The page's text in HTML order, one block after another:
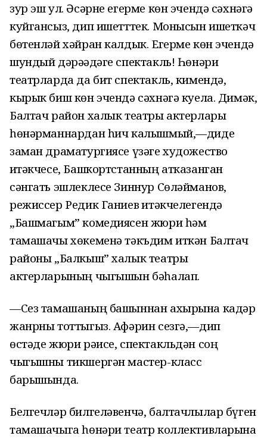
зур эш ул. Әсәрне егерме көн эчендә сәхнәгә
куйгансыз, дип ишетттек. Монысын ишеткәч
бөтенләй хәйран калдык. Егерме көн эчендә
шундый дәрәҗәдәге спектакль! Һөнәри
театрларда да бит спектакль, кимендә,
кырык биш көн эчендә сәхнәгә куела. Димәк,
Балтач район халык театры актерлары
һөнәрманнардан һич калышмый,—диде
заман драматургиясе үзәге художество
җитәкчесе, Башкортстанның атказанган
сәнгать эшлеклесе Зиннур Сөләйманов,
режиссер Редик Ганиев җитәкчелегендә
„Башмагым” комедиясен жюри һәм
тамашачы хөкеменә тәкъдим иткән Балтач
районы „Балкыш” халык театры
актерларының чыгышын бәһалап.
—Сез тамашаның башыннан ахырына кадәр
жанрны тоттыгыз. Афәрин сезгә,—дип
өстәде жюри рәисе, спектакльдән соң
чыгышны тикшергән мастер-класс
барышында.
Белгечләр билгеләвенчә, балтачлылар бүген
тамашачыга һөнәри театр коллективларына